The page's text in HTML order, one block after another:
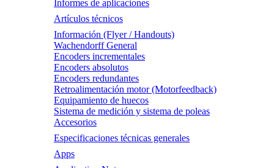
Informes de aplicaciones
Artículos técnicos
Información (Flyer / Handouts)
Wachendorff General
Encoders incrementales
Encoders absolutos
Encoders redundantes
Retroalimentación motor (Motorfeedback)
Equipamiento de huecos
Sistema de medición y sistema de poleas
Accesorios
Especificaciones técnicas generales
Apps